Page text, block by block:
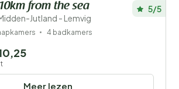
from the sea
Jutland - Lemvig
5/5
4 badkamers
Meer lezen